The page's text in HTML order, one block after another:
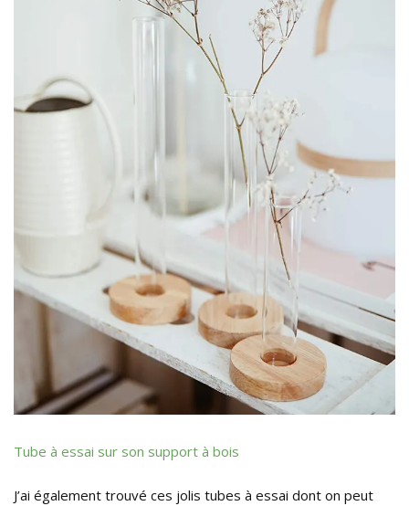
Tube à essai sur son support à bois
J’ai également trouvé ces jolis tubes à essai dont on peut